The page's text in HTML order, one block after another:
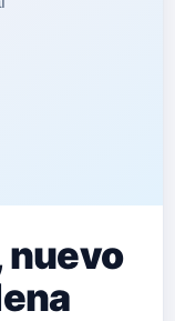
nuevo